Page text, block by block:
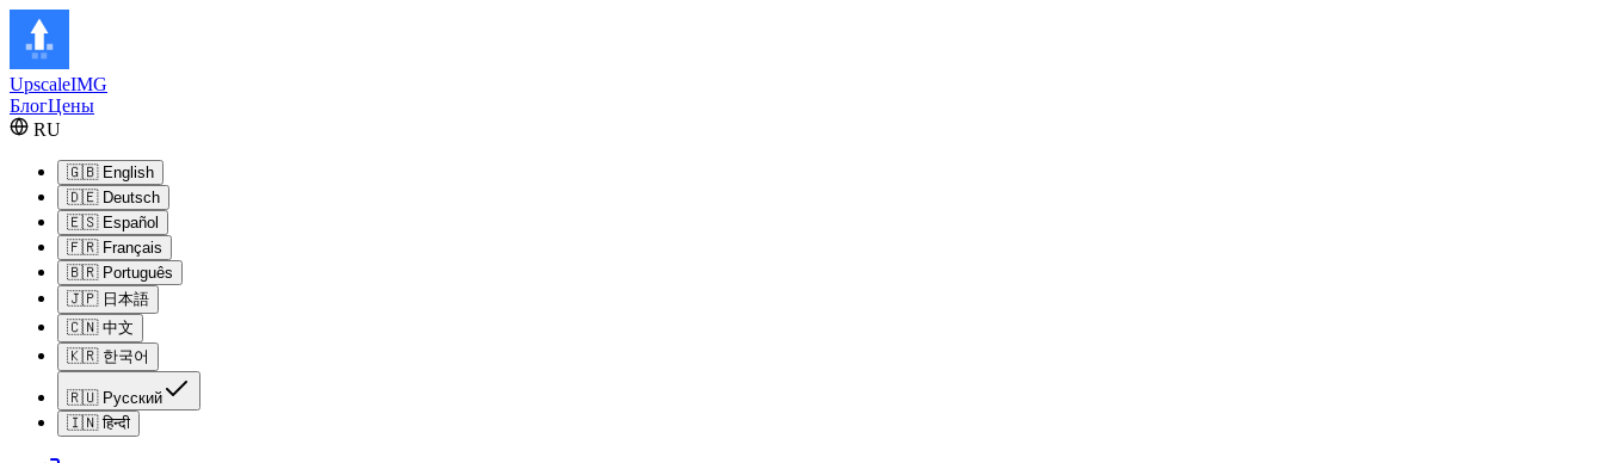
UpscaleIMG
БлогЦены
RU
🇬🇧 English
🇩🇪 Deutsch
🇪🇸 Español
🇫🇷 Français
🇧🇷 Português
🇯🇵 日本語
🇨🇳 中文
🇰🇷 한국어
🇷🇺 Русский
🇮🇳 हिन्दी